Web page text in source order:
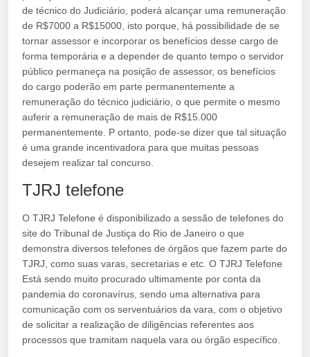
de técnico do Judiciário, poderá alcançar uma remuneração
de R$7000 a R$15000, isto porque, há possibilidade de se
tornar assessor e incorporar os benefícios desse cargo de
forma temporária e a depender de quanto tempo o servidor
público permaneça na posição de assessor, os benefícios
do cargo poderão em parte permanentemente a
remuneração do técnico judiciário, o que permite o mesmo
auferir a remuneração de mais de R$15.000
permanentemente. P ortanto, pode-se dizer que tal situação
é uma grande incentivadora para que muitas pessoas
desejem realizar tal concurso.
TJRJ telefone
O TJRJ Telefone é disponibilizado a sessão de telefones do
site do Tribunal de Justiça do Rio de Janeiro o que
demonstra diversos telefones de órgãos que fazem parte do
TJRJ, como suas varas, secretarias e etc. O TJRJ Telefone
Está sendo muito procurado ultimamente por conta da
pandemia do coronavírus, sendo uma alternativa para
comunicação com os serventuários da vara, com o objetivo
de solicitar a realização de diligências referentes aos
processos que tramitam naquela vara ou órgão específico.